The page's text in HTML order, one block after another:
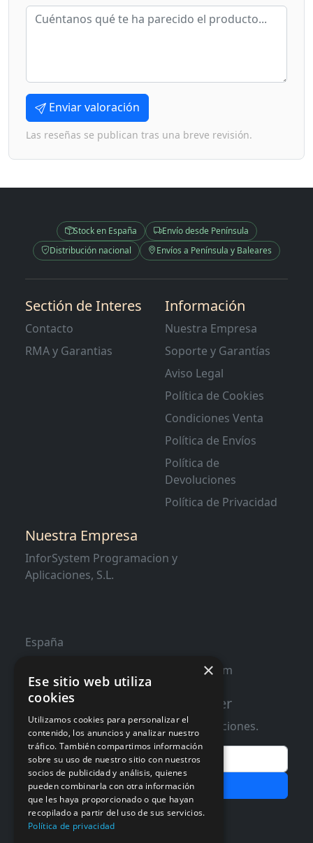
Enviar valoración
Las reseñas se publican tras una breve revisión.
Stock en España
Envío desde Península
Distribución nacional
Envíos a Península y Baleares
Sectión de Interes
Contacto
RMA y Garantias
Información
Nuestra Empresa
Soporte y Garantías
Aviso Legal
Política de Cookies
Condiciones Venta
Política de Envíos
Política de
Devoluciones
Política de Privacidad
Nuestra Empresa
InforSystem Programacion y
Aplicaciones, S.L.
España
contacto@distribucioninformatica.com
Suscribete a nuestro Newsletter
Te informaremos de ofertas y promociones.
Email
Subscribir
Aceptar Politica dePrivacidad
×
Ese sitio web utiliza
cookies
Utilizamos cookies para personalizar el
contenido, los anuncios y analizar nuestro
tráfico. También compartimos información
sobre su uso de nuestro sitio con nuestros
socios de publicidad y análisis, quienes
pueden combinarla con otra información
que les haya proporcionado o que hayan
recopilado a partir del uso de sus servicios.
Política de privacidad